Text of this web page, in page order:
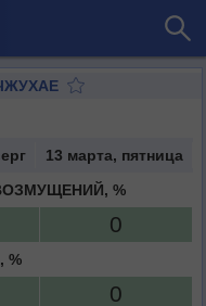
13 марта, пятница
%
0
%
0